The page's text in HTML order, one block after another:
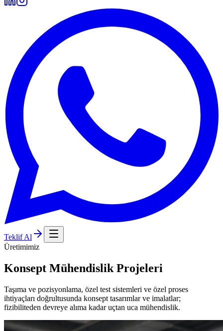
Teklif Al
Üretimimiz
Konsept Mühendislik Projeleri
Taşıma ve pozisyonlama, özel test sistemleri ve özel proses
ihtiyaçları doğrultusunda konsept tasarımlar ve imalatlar;
fizibiliteden devreye alıma kadar uçtan uca mühendislik.